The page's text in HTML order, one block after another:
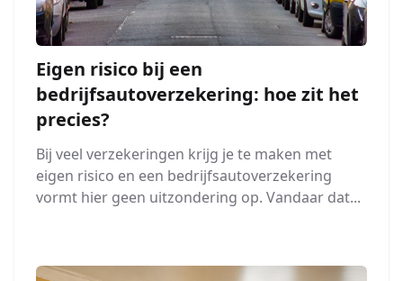
Eigen risico bij een
bedrijfsautoverzekering: hoe zit het
precies?
Bij veel verzekeringen krijg je te maken met
eigen risico en een bedrijfsautoverzekering
vormt hier geen uitzondering op. Vandaar dat...